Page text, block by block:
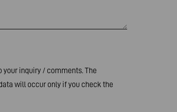
your inquiry / comments. The
will occur only if you check the